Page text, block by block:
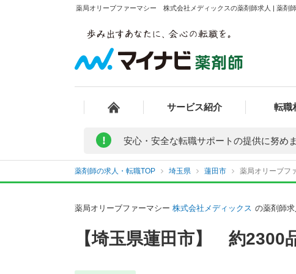
薬局オリーブファーマシー 株式会社メディックスの薬剤師求人 | 薬剤
サービス紹介 転職
! 安心・安全な転職サポートの提供に努めま
薬剤師の求人・転職TOP 埼玉県 蓮田市 薬局オリーブフ
薬局オリーブファーマシー 株式会社メディックス の薬剤師求
【埼玉県蓮田市】 約2300